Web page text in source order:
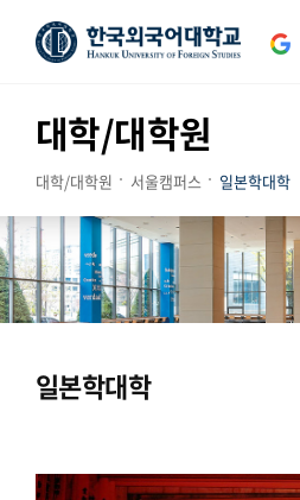
대학/대학원
대학/대학원 서울캠퍼스 일본학대학
일본학대학